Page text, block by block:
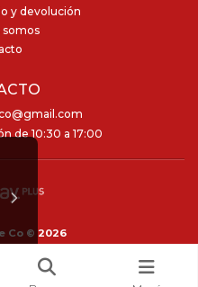
y devolución
somos
de 10:30 a 17:00
Co © 2026